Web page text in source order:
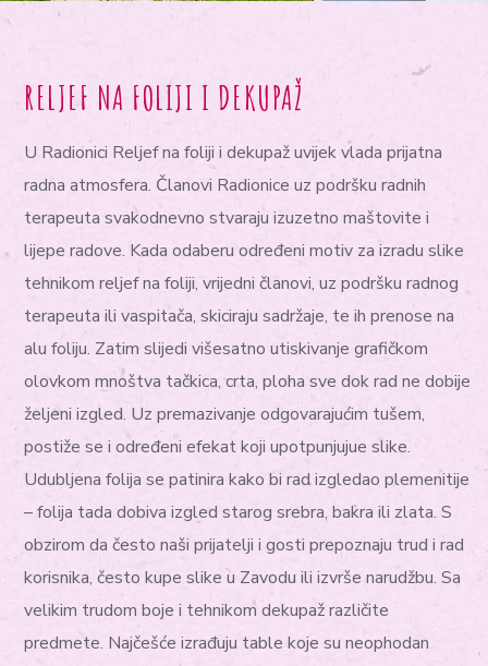
RELJEF NA FOLIJI I DEKUPAŽ
U Radionici Reljef na foliji i dekupaž uvijek vlada prijatna
radna atmosfera. Članovi Radionice uz podršku radnih
terapeuta svakodnevno stvaraju izuzetno maštovite i
lijepe radove. Kada odaberu određeni motiv za izradu slike
tehnikom reljef na foliji, vrijedni članovi, uz podršku radnog
terapeuta ili vaspitača, skiciraju sadržaje, te ih prenose na
alu foliju. Zatim slijedi višesatno utiskivanje grafičkom
olovkom mnoštva tačkica, crta, ploha sve dok rad ne dobije
željeni izgled. Uz premazivanje odgovarajućim tušem,
postiže se i određeni efekat koji upotpunjujue slike.
Udubljena folija se patinira kako bi rad izgledao plemenitije
– folija tada dobiva izgled starog srebra, bakra ili zlata. S
obzirom da često naši prijatelji i gosti prepoznaju trud i rad
korisnika, često kupe slike u Zavodu ili izvrše narudžbu. Sa
velikim trudom boje i tehnikom dekupaž različite
predmete. Najčešće izrađuju table koje su neophodan